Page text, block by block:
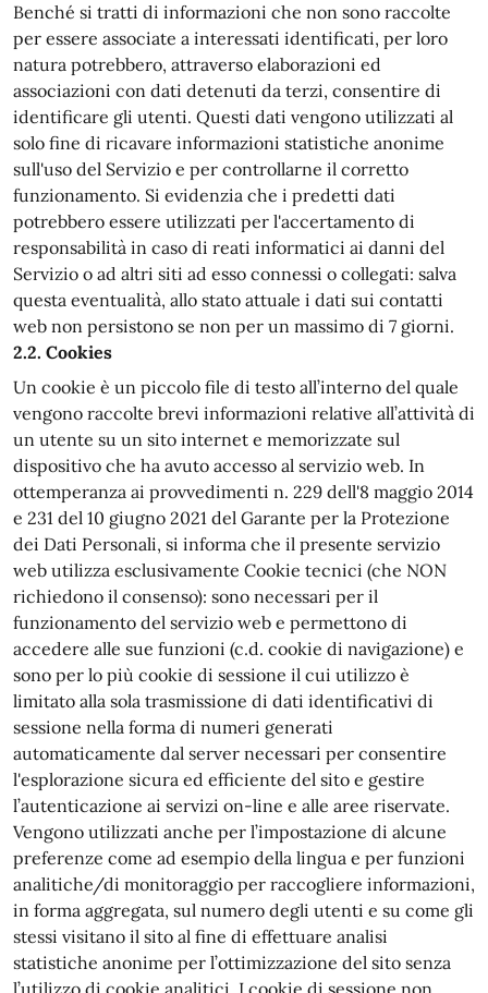
Benché si tratti di informazioni che non sono raccolte
per essere associate a interessati identificati, per loro
natura potrebbero, attraverso elaborazioni ed
associazioni con dati detenuti da terzi, consentire di
identificare gli utenti. Questi dati vengono utilizzati al
solo fine di ricavare informazioni statistiche anonime
sull'uso del Servizio e per controllarne il corretto
funzionamento. Si evidenzia che i predetti dati
potrebbero essere utilizzati per l'accertamento di
responsabilità in caso di reati informatici ai danni del
Servizio o ad altri siti ad esso connessi o collegati: salva
questa eventualità, allo stato attuale i dati sui contatti
web non persistono se non per un massimo di 7 giorni.
2.2. Cookies
Un cookie è un piccolo file di testo all’interno del quale
vengono raccolte brevi informazioni relative all’attività di
un utente su un sito internet e memorizzate sul
dispositivo che ha avuto accesso al servizio web. In
ottemperanza ai provvedimenti n. 229 dell'8 maggio 2014
e 231 del 10 giugno 2021 del Garante per la Protezione
dei Dati Personali, si informa che il presente servizio
web utilizza esclusivamente Cookie tecnici (che NON
richiedono il consenso): sono necessari per il
funzionamento del servizio web e permettono di
accedere alle sue funzioni (c.d. cookie di navigazione) e
sono per lo più cookie di sessione il cui utilizzo è
limitato alla sola trasmissione di dati identificativi di
sessione nella forma di numeri generati
automaticamente dal server necessari per consentire
l'esplorazione sicura ed efficiente del sito e gestire
l’autenticazione ai servizi on-line e alle aree riservate.
Vengono utilizzati anche per l’impostazione di alcune
preferenze come ad esempio della lingua e per funzioni
analitiche/di monitoraggio per raccogliere informazioni,
in forma aggregata, sul numero degli utenti e su come gli
stessi visitano il sito al fine di effettuare analisi
statistiche anonime per l’ottimizzazione del sito senza
l’utilizzo di cookie analitici. I cookie di sessione non